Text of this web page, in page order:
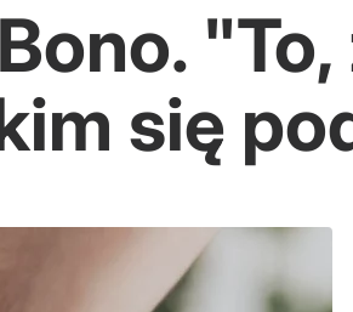
"To,
się